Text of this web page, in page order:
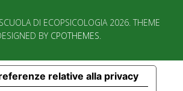
DI ECOPSICOLOGIA 2026. THEME
BY CPOTHEMES.
relative alla privacy